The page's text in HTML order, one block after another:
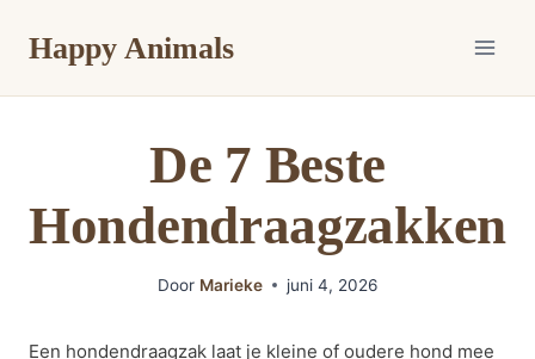
naarHappy Animals
De 7 Beste
Hondendraagzakken
Door Marieke juni 4, 2026
Een hondendraagzak laat je kleine of oudere hond mee